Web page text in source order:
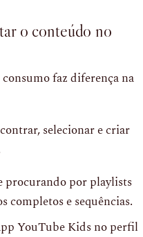
o conteúdo no
faz diferença na
selecionar e criar
procurando por playlists
completos e sequências.
YouTube Kids no perfil